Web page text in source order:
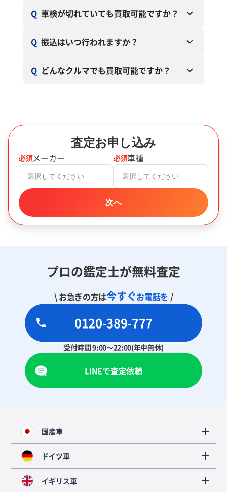
Q 車検が切れていても買取可能ですか？
Q 振込はいつ行われますか？
Q どんなクルマでも買取可能ですか？
査定お申し込み
必須メーカー
選択してください
必須車種
選択してください
次へ
プロの鑑定士が無料査定
\ お急ぎの方は今すぐお電話を /
0120-389-777
受付時間 9:00～22:00(年中無休)
LINEで査定依頼
国産車
ドイツ車
イギリス車